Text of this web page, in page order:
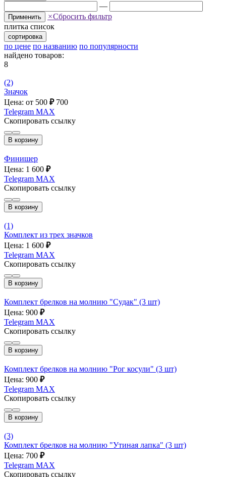
—
Применить ×Сбросить фильтр
плитка список
сортировка
по цене по названию по популярности
найдено товаров:
8
(2)
Значок
Цена: от 500 ₽ 700
Telegram MAX
Скопировать ссылку
В корзину
Финишер
Цена: 1 600 ₽
Telegram MAX
Скопировать ссылку
В корзину
(1)
Комплект из трех значков
Цена: 1 600 ₽
Telegram MAX
Скопировать ссылку
В корзину
Комплект брелков на молнию "Судак" (3 шт)
Цена: 900 ₽
Telegram MAX
Скопировать ссылку
В корзину
Комплект брелков на молнию "Рог косули" (3 шт)
Цена: 900 ₽
Telegram MAX
Скопировать ссылку
В корзину
(3)
Комплект брелков на молнию "Утиная лапка" (3 шт)
Цена: 700 ₽
Telegram MAX
Скопировать ссылку